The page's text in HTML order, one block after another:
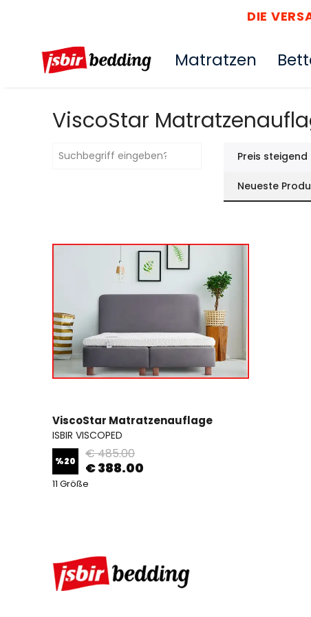
DIE
Matratzen
ViscoStar
Preis steigend
Neueste
ViscoStar Matratzenauflage
ISBIR VISCOPED
%20 € 485.00
€ 388.00
11 Größe